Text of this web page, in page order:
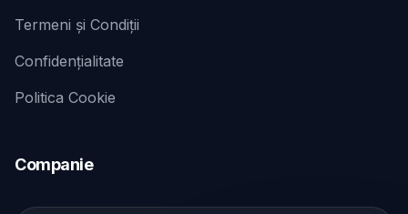
Termeni și Condiții
Confidențialitate
Politica Cookie
Companie